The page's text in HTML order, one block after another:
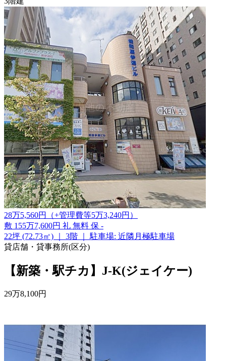
28万5,560円 （+管理費等5万3,240円 ）
敷 155万7,600円 礼 無料 保 -
22坪 (72.73㎡)
3階
駐車場: 近隣月極駐車場
貸店舗・貸事務所(区分)
【新築・駅チカ】J-K(ジェイケー)
29万8,100円